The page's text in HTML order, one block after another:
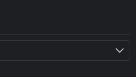
de Ubisoft Connect?